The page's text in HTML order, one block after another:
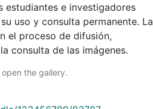
estudiantes e investigadores
uso y consulta permanente. La
el proceso de difusión,
consulta de las imágenes.
the gallery.